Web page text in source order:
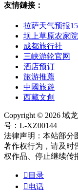
友情鏈接：
拉萨天气预报
坝上草原农家院
成都旅行社
三峡游轮官网
酒店预订
旅游推薦
中國旅遊
西藏文創
Copyright © 2026 域
号：L-XZ00144
法律声明：本站部分
著作权行为，请及时
权作品、停止继续传
 目录
电话